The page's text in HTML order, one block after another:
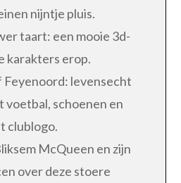
nijntje pluis.
taart: een mooie 3d-
karakters erop.
Feyenoord: levensecht
voetbal, schoenen en
clublogo.
McQueen en zijn
over deze stoere